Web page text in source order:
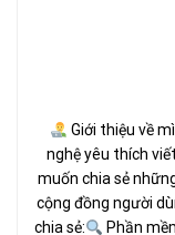
Giới thiệu về
nghệ yêu thích
muốn chia sẻ
cộng đồng người
chia sẻ:
Phần